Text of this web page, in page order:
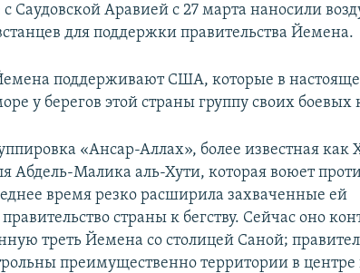
с Саудовской Аравией с 27 марта наносили
для поддержки правительства Йемена.
поддерживают США, которые в
у берегов этой страны группу своих боевых
«Ансар-Аллах», более известная как
Абдель-Малика аль-Хути, которая воюет
время резко расширила захваченные ей
страны к бегству. Сейчас оно
треть Йемена со столицей Саной;
преимущественно территории в центре